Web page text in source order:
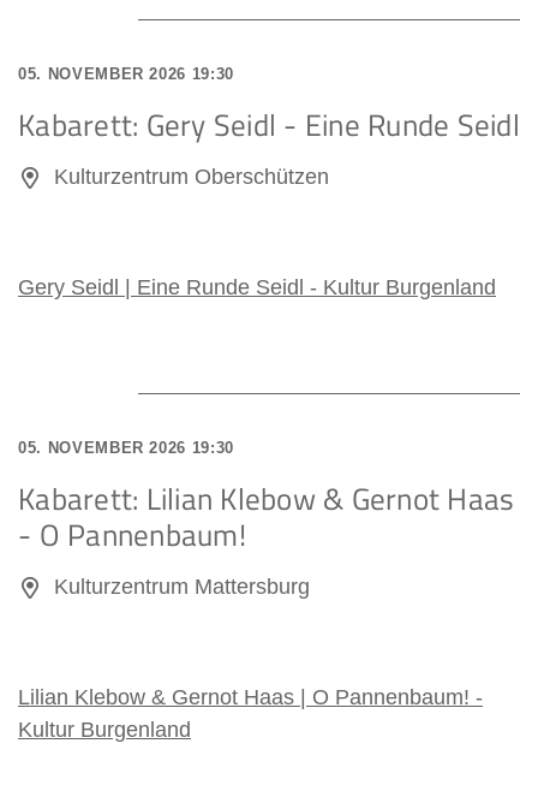
05. NOVEMBER 2026 19:30
Kabarett: Gery Seidl - Eine Runde Seidl
Kulturzentrum Oberschützen
Gery Seidl | Eine Runde Seidl - Kultur Burgenland
05. NOVEMBER 2026 19:30
Kabarett: Lilian Klebow & Gernot Haas
- O Pannenbaum!
Kulturzentrum Mattersburg
Lilian Klebow & Gernot Haas | O Pannenbaum! -
Kultur Burgenland